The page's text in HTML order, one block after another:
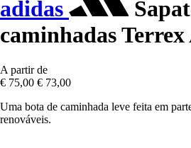
adidas
caminhadas
A partir de
€ 75,00 € 73,00
Uma bota de caminhada leve feita em
renováveis.